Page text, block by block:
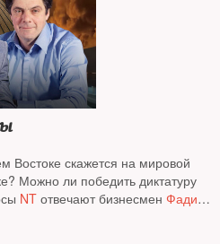
Востоке скажется на мировой
Можно ли победить диктатуру
NT отвечают бизнесмен Фади
проекта